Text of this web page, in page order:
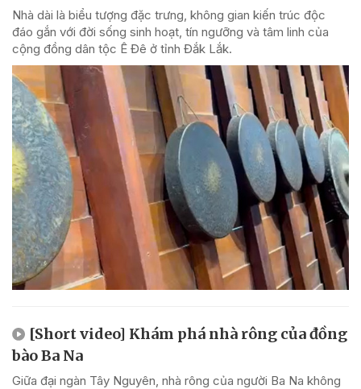
Nhà dài là biểu tượng đặc trưng, không gian kiến trúc độc
đáo gắn với đời sống sinh hoạt, tín ngưỡng và tâm linh của
cộng đồng dân tộc Ê Đê ở tỉnh Đắk Lắk.
[Short video] Khám phá nhà rông của đồng
bào Ba Na
Giữa đại ngàn Tây Nguyên, nhà rông của người Ba Na không